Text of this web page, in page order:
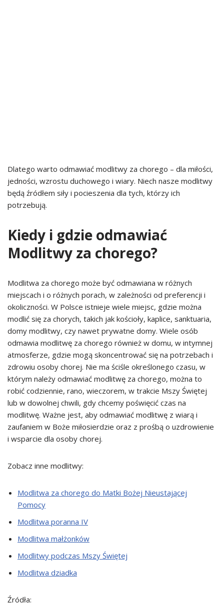
Dlatego warto odmawiać modlitwy za chorego – dla miłości,
jedności, wzrostu duchowego i wiary. Niech nasze modlitwy
będą źródłem siły i pocieszenia dla tych, którzy ich
potrzebują.
Kiedy i gdzie odmawiać
Modlitwy za chorego?
Modlitwa za chorego może być odmawiana w różnych
miejscach i o różnych porach, w zależności od preferencji i
okoliczności. W Polsce istnieje wiele miejsc, gdzie można
modlić się za chorych, takich jak kościoły, kaplice, sanktuaria,
domy modlitwy, czy nawet prywatne domy. Wiele osób
odmawia modlitwę za chorego również w domu, w intymnej
atmosferze, gdzie mogą skoncentrować się na potrzebach i
zdrowiu osoby chorej. Nie ma ściśle określonego czasu, w
którym należy odmawiać modlitwę za chorego, można to
robić codziennie, rano, wieczorem, w trakcie Mszy Świętej
lub w dowolnej chwili, gdy chcemy poświęcić czas na
modlitwę. Ważne jest, aby odmawiać modlitwę z wiarą i
zaufaniem w Boże miłosierdzie oraz z prośbą o uzdrowienie
i wsparcie dla osoby chorej.
Zobacz inne modlitwy:
Modlitwa za chorego do Matki Bożej Nieustającej
Pomocy
Modlitwa poranna IV
Modlitwa małżonków
Modlitwy podczas Mszy Świętej
Modlitwa dziadka
Źródła: